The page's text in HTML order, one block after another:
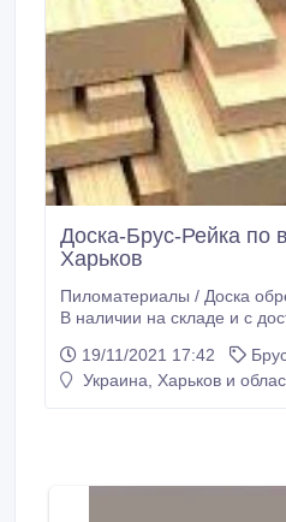
Доска-Брус-Рейка по
Харьков
Пиломатериалы / Доска
В наличии на складе и с
брус, брусок, рейка, фанера, профильный брус,
имитация бруса. О нас: Быстрые сроки вас приятно
19/11/2021 17:42
Украина, Харьков и